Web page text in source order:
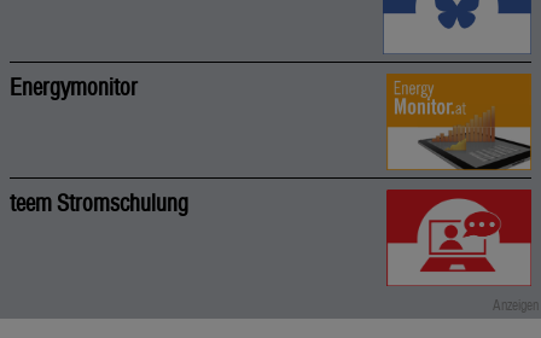
Energymonitor
teem Stromschulung